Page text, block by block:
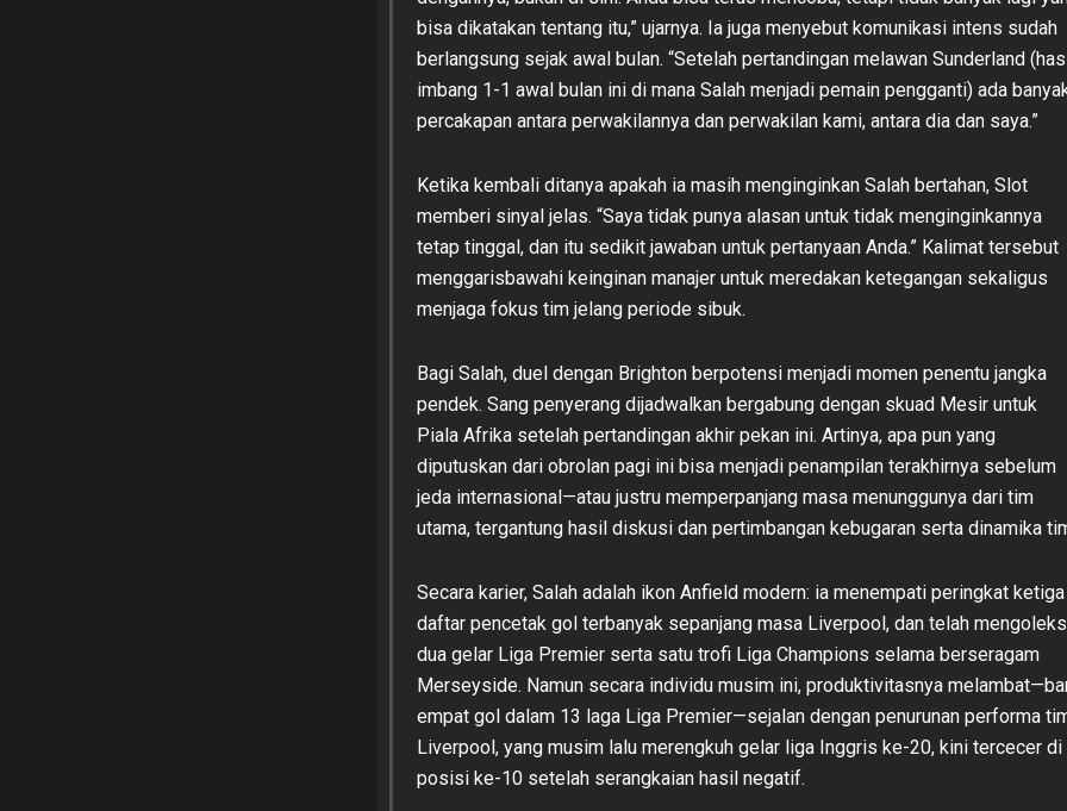
bisa dikatakan tentang itu,” ujarnya. Ia juga menyebut komunikasi intens sudah
berlangsung sejak awal bulan. “Setelah pertandingan melawan Sunderland
imbang 1-1 awal bulan ini di mana Salah menjadi pemain pengganti) ada
percakapan antara perwakilannya dan perwakilan kami, antara dia dan saya.”
Ketika kembali ditanya apakah ia masih menginginkan Salah bertahan, Slot
memberi sinyal jelas. “Saya tidak punya alasan untuk tidak menginginkannya
tetap tinggal, dan itu sedikit jawaban untuk pertanyaan Anda.” Kalimat tersebut
menggarisbawahi keinginan manajer untuk meredakan ketegangan sekaligus
menjaga fokus tim jelang periode sibuk.
Bagi Salah, duel dengan Brighton berpotensi menjadi momen penentu jangka
pendek. Sang penyerang dijadwalkan bergabung dengan skuad Mesir untuk
Piala Afrika setelah pertandingan akhir pekan ini. Artinya, apa pun yang
diputuskan dari obrolan pagi ini bisa menjadi penampilan terakhirnya sebelum
jeda internasional—atau justru memperpanjang masa menunggunya dari tim
utama, tergantung hasil diskusi dan pertimbangan kebugaran serta dinamika
Secara karier, Salah adalah ikon Anfield modern: ia menempati peringkat ketiga
daftar pencetak gol terbanyak sepanjang masa Liverpool, dan telah
dua gelar Liga Premier serta satu trofi Liga Champions selama berseragam
Merseyside. Namun secara individu musim ini, produktivitasnya
empat gol dalam 13 laga Liga Premier—sejalan dengan penurunan performa
Liverpool, yang musim lalu merengkuh gelar liga Inggris ke-20, kini tercecer di
posisi ke-10 setelah serangkaian hasil negatif.